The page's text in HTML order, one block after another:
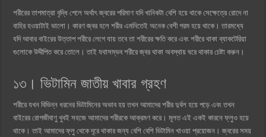
শরীরের তাপমাত্রা বৃদ্ধি পেলে অর্থাৎ জ্বরের পরিমাণ যদি খানিকটা বেশি হয়ে থাকে সেক্ষেত্রে রোদে না
বাহির হওয়াটাই ভালো। কারণ জ্বর হলে শরীর এমনিতেই অনেক বেশী গরম হয়ে থাকে। তারমধ্যে
যদি আবার বাইরের উত্তাপ শরীরে লেগে যায় তবে তা শরীরের ক্ষতি করে এবং শরীরে থাকা ব্যাকটেরিয়া
গুলােকে উদ্দীপিত করে তোলে। তাই যথাসম্ভব শরীরে জ্বর থাকা অবস্থায় ঘরে থাকার চেষ্টা করুন।
১৩। ভিটামিন জাতীয় খাবার গ্রহণ
শরীরে যখন বিভিন্ন ধরনের ভিটামিনের অভাব হয় তখন আমাদের শরীর দুর্বল হয়ে পড়ে এবং তখন
বাইরের রোগজীবাণু খুবই সহজে আমাদের শরীরকে আক্রমণ করে। মূলত এই একই কারনে ফ্লুও হয়ে
থাকে। তাই আমাদের ফ্লু থেকে দূরে থাকার জন্য বেশি বেশি ভিটামিন খাওয়া প্রয়োজন। জ্বরের সময়